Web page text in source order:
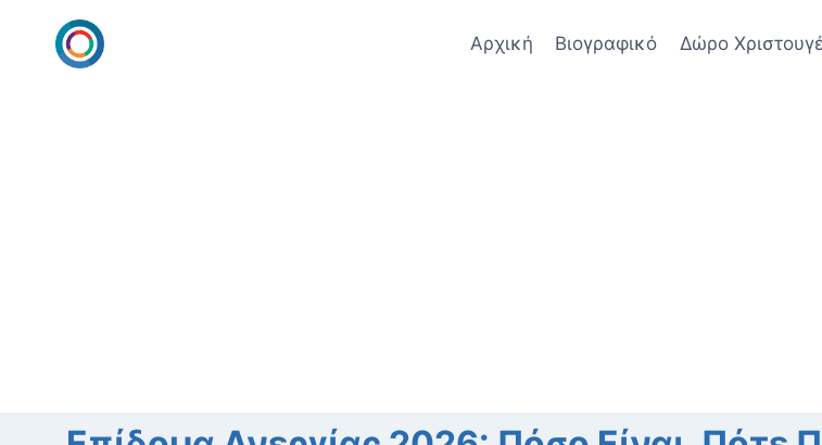
Αρχική Βιογραφικό Δώρο